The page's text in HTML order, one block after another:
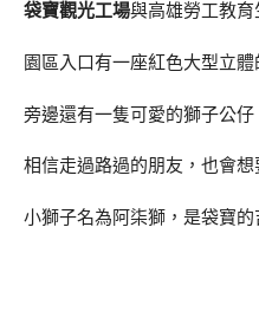
袋寶觀光工場與高雄勞工教
園區入口有一座紅色大型立
旁邊還有一隻可愛的獅子公
相信走過路過的朋友，也會
小獅子名為阿柒獅，是袋寶